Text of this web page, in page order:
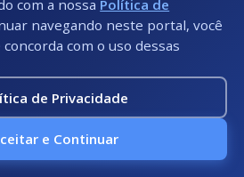
Nº 135
EDUCAÇÃO
Documento:
Nº 135
PMPK
Documento: Download
DECRETO
EDUCAÇÃO
Documento: Download
com a nossa Política de
navegando neste portal, você
com o uso dessas
de Privacidade
e Continuar